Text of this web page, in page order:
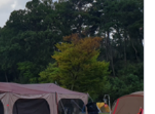
미운영 공지